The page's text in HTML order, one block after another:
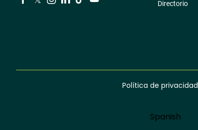
Directorio
Política de privacidad
Language
Spanish